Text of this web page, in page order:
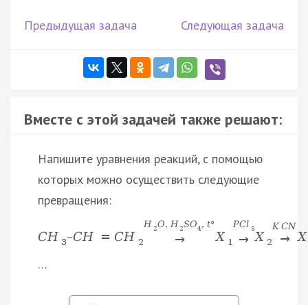
Предыдущая задача Следующая задача
Вместе с этой задачей также решают:
Напишите уравнения реакций, с помощью
которых можно осуществить следующие
превращения:
CH 3–CH = CH 2
H 2O, H 2SO4, t°
→ X 1
PCl 5
→ X 2
K CN
→ X
…